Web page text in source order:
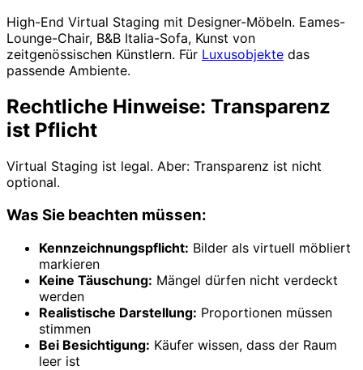
High-End Virtual Staging mit Designer-Möbeln. Eames-
Lounge-Chair, B&B Italia-Sofa, Kunst von
zeitgenössischen Künstlern. Für Luxusobjekte das
passende Ambiente.
Rechtliche Hinweise: Transparenz
ist Pflicht
Virtual Staging ist legal. Aber: Transparenz ist nicht
optional.
Was Sie beachten müssen:
Kennzeichnungspflicht: Bilder als virtuell möbliert
markieren
Keine Täuschung: Mängel dürfen nicht verdeckt
werden
Realistische Darstellung: Proportionen müssen
stimmen
Bei Besichtigung: Käufer wissen, dass der Raum
leer ist